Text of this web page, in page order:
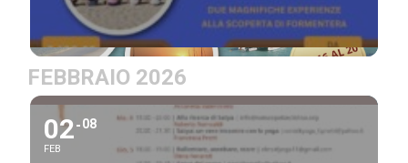
FEBBRAIO 2026
02
FEB
08